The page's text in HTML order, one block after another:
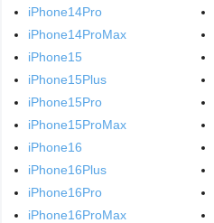
iPhone14Pro
iPhone14ProMax
iPhone15
iPhone15Plus
iPhone15Pro
iPhone15ProMax
iPhone16
iPhone16Plus
iPhone16Pro
iPhone16ProMax